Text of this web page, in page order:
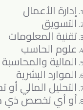
إدارة الأعمال
التسويق
تقنية المعلومات
علوم الحاسب
المالية والمحاسبة
الموارد البشرية
التحليل المالي أو
أو أي تخصص ذي